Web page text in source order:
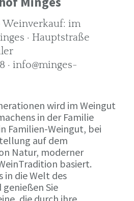
Weinverkauf: im
· Hauptstraße
· info@minges-
wird im Weingut
in der Familie
Familien-Weingut, bei
auf dem
Natur, moderner
basiert.
in die Welt des
genießen Sie